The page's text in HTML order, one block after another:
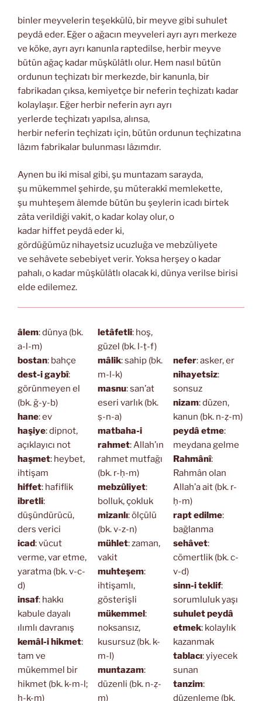
binler meyvelerin teşekkülü, bir meyve gibi suhulet
peydâ eder. Eğer o ağacın meyveleri ayrı ayrı merkeze
ve köke, ayrı ayrı kanunla raptedilse, herbir meyve
bütün ağaç kadar müşkülâtlı olur. Hem nasıl bütün
ordunun teçhizatı bir merkezde, bir kanunla, bir
fabrikadan çıksa, kemiyetçe bir neferin teçhizatı kadar
kolaylaşır. Eğer herbir neferin ayrı ayrı
yerlerde teçhizatı yapılsa, alınsa,
herbir neferin teçhizatı için, bütün ordunun teçhizatına
lâzım fabrikalar bulunması lâzımdır.
Aynen bu iki misal gibi, şu muntazam sarayda,
şu mükemmel şehirde, şu müterakkî memlekette,
şu muhteşem âlemde bütün bu şeylerin icadı birtek
zâta verildiği vakit, o kadar kolay olur, o
kadar hiffet peydâ eder ki,
gördüğümüz nihayetsiz ucuzluğa ve mebzûliyete
ve sehâvete sebebiyet verir. Yoksa herşey o kadar
pahalı, o kadar müşkülâtlı olacak ki, dünya verilse birisi
elde edilemez.
âlem: dünya (bk.
a-l-m)
bostan: bahçe
dest-i gaybî:
görünmeyen el
(bk. ğ-y-b)
hane: ev
haşiye: dipnot,
açıklayıcı not
haşmet: heybet,
ihtişam
hiffet: hafiflik
ibretli:
düşündürücü,
ders verici
icad: vücut
verme, var etme,
yaratma (bk. v-c-
d)
insaf: hakkı
kabule dayalı
ılımlı davranış
kemâl-i hikmet:
tam ve
mükemmel bir
hikmet (bk. k-m-l;
ḥ-k-m)
letâfetli: hoş,
güzel (bk. l-ṭ-f)
mâlik: sahip (bk.
m-l-k)
masnu: san’at
eseri varlık (bk.
ṣ-n-a)
matbaha-i
rahmet: Allah’ın
rahmet mutfağı
(bk. r-ḥ-m)
mebzûliyet:
bolluk, çokluk
mizanlı: ölçülü
(bk. v-z-n)
mühlet: zaman,
vakit
muhteşem:
ihtişamlı,
gösterişli
mükemmel:
noksansız,
kusursuz (bk. k-
m-l)
muntazam:
düzenli (bk. n-ẓ-
m)
nefer: asker, er
nihayetsiz:
sonsuz
nizam: düzen,
kanun (bk. n-ẓ-m)
peydâ etme:
meydana gelme
Rahmânî:
Rahmân olan
Allah’a ait (bk. r-
ḥ-m)
rapt edilme:
bağlanma
sehâvet:
cömertlik (bk. c-
v-d)
sinn-i teklif:
sorumluluk yaşı
suhulet peydâ
etmek: kolaylık
kazanmak
tablacı: yiyecek
sunan
tanzim:
düzenleme (bk.